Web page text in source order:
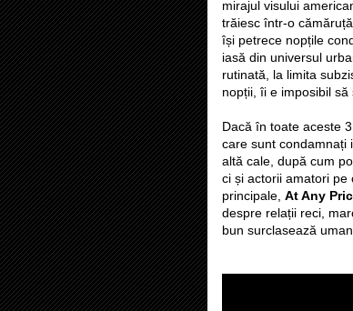
mirajul visului
trăiesc într-o
își petrece nopțile
iasă din universul
rutinată, la limita
nopții, îi e imposibil să
Dacă în toate aceste
care sunt condamnați
altă cale, după cum
ci și actorii amatori pe
principale, At Any
despre relații reci,
bun surclasează